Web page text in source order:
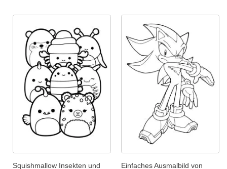
Squishmallow Insekten und Einfaches Ausmalbild von